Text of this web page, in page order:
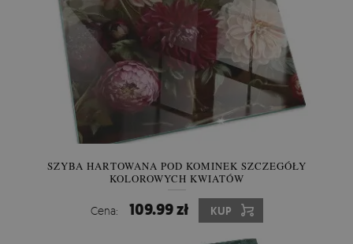
SZYBA HARTOWANA POD KOMINEK SZCZEGÓŁY
KOLOROWYCH KWIATÓW
Cena: 109.99 zł KUP